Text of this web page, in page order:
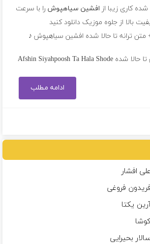
کاری زیبا از افشین سیاهپوش را با سرعت
بالا از جلوه موزیک دانلود کنید
ترانه تا حالا شده افشین سیاهپوش ♪
ادامه مطلب
افشار
فروغی
یکتا
بحیرایی